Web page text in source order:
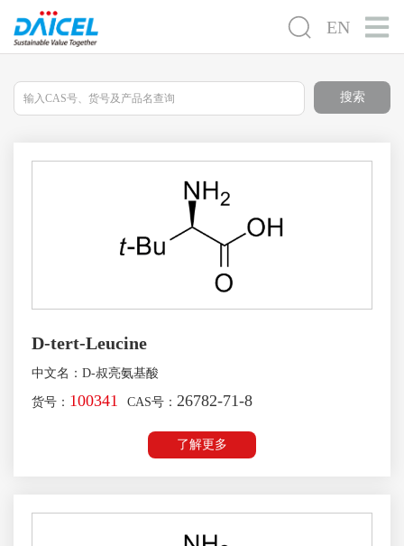
EN
搜索
D-tert-Leucine
中文名：D-叔亮氨基酸
货号： 100341 CAS号： 26782-71-8
了解更多